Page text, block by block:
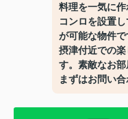
料理を一気に
コンロを設置
が可能な物件
摂津付近での
す。素敵なお部
まずはお問い合